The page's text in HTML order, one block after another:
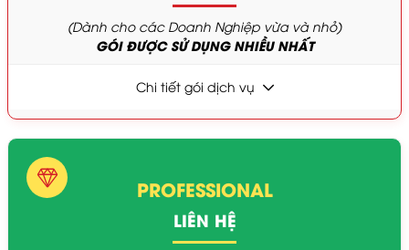
(Dành cho các Doanh Nghiệp vừa và nhỏ)
GÓI ĐƯỢC SỬ DỤNG NHIỀU NHẤT
Chi tiết gói dịch vụ
PROFESSIONAL
LIÊN HỆ